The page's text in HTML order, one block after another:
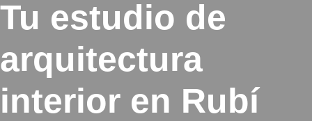
Tu estudio de
arquitectura
interior en Rubí